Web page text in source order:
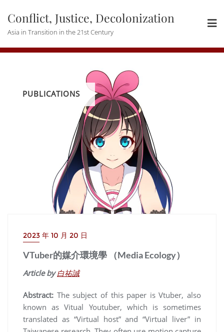
content
Conflict, Justice, Decolonization
Asia in Transition in the 21st Century
PUBLICATIONS
2023 年 10 月 20 日
VTuber的媒介環境學 （Media Ecology）
Article by白祐誠
Abstract: The subject of this paper is Vtuber, also
known as Vitual Youtuber, which is sometimes
translated as “Virtual host” and “Virtual liver” in